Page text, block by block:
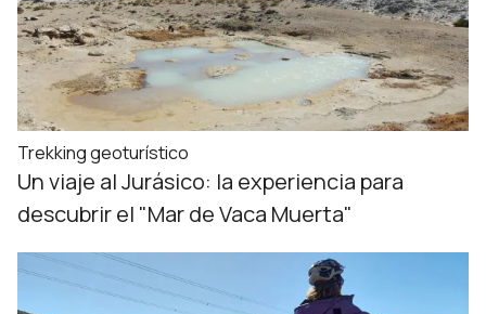
Trekking geoturístico
Un viaje al Jurásico: la experiencia para
descubrir el "Mar de Vaca Muerta"